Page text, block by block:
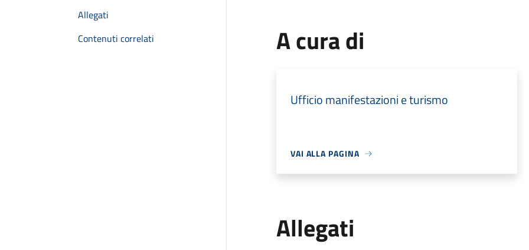
Allegati
Contenuti correlati
A cura di
Ufficio manifestazioni e turismo
VAI ALLA PAGINA
Allegati